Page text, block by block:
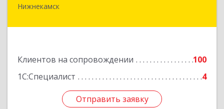
Нижнекамск
Клиентов на сопровождении
100
1С:Специалист
4
Отправить заявку
423570, Татарстан Респ, Нижнекамский р-н,
Подробнее
Отправить заявку